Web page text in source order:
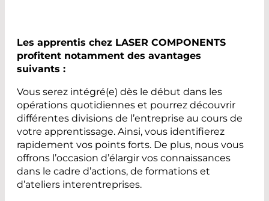
Les apprentis chez LASER COMPONENTS
profitent notamment des avantages
suivants :
Vous serez intégré(e) dès le début dans les
opérations quotidiennes et pourrez découvrir
différentes divisions de l’entreprise au cours de
votre apprentissage. Ainsi, vous identifierez
rapidement vos points forts. De plus, nous vous
offrons l’occasion d’élargir vos connaissances
dans le cadre d’actions, de formations et
d’ateliers interentreprises.